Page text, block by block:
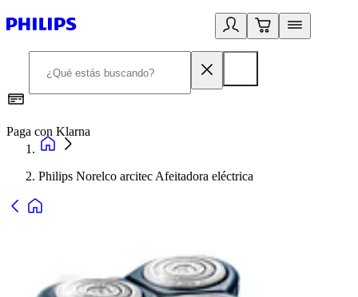
Paga con Klarna
Philips Norelco arcitec Afeitadora eléctrica